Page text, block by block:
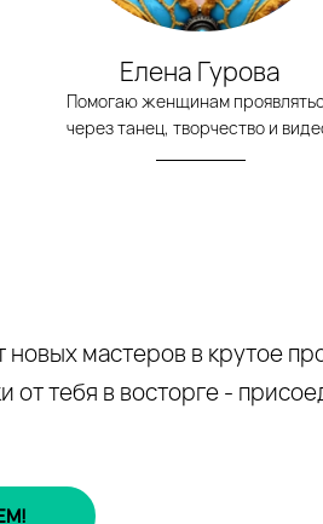
Елена Гурова
Помогаю женщинам
через танец, творчество и
новых мастеров в крутое
от тебя в восторге -